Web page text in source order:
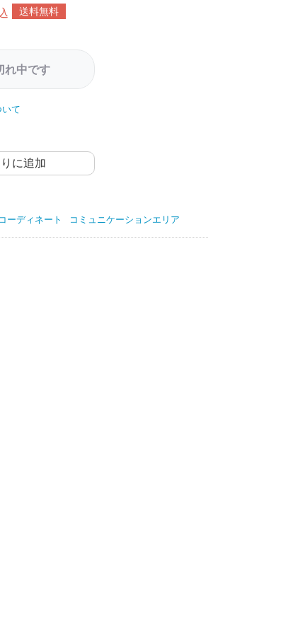
送料無料
れ中です
て
に追加
コーディネート コミュニケーションエリア